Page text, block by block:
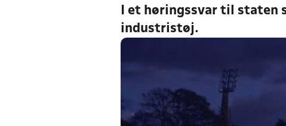
I et høringssvar til
industristøj.